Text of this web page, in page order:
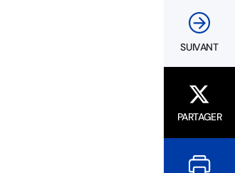
SUIVANT
PARTAGER